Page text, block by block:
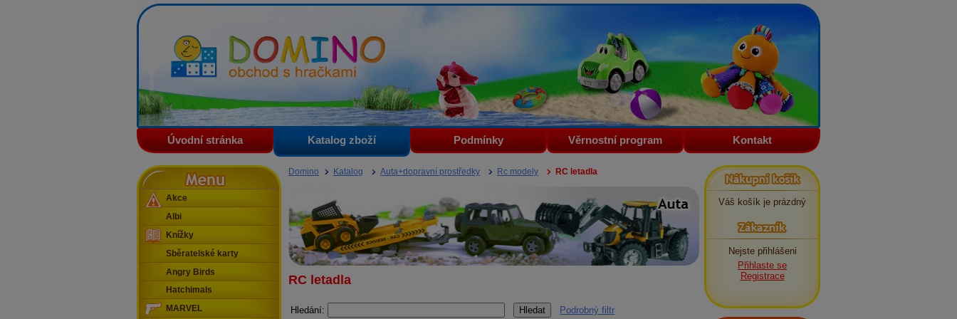
Domino - obchod s hračkami
Úvodní stránka Katalog zboží Podmínky Věrnostní program Kontakt
Domino Katalog Auta+dopravní prostředky Rc modely RC letadla
RC letadla
Hledání: Podrobný filtr
Menu
Akce
Albi
Knížky
Sběratelské karty
Angry Birds
Hatchimals
MARVEL
Nákupní košík
Váš košík je prázdný
Zákazník
Nejste přihlášeni
Přihlaste se
Registrace